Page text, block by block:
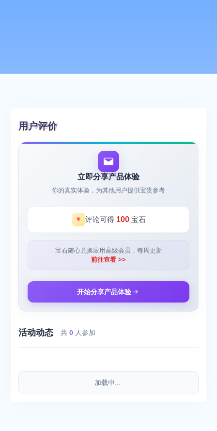
用户评价
立即分享产品体验
你的真实体验，为其他用户提供宝贵参考
评论可得 100宝石
宝石随心兑换应用高级会员，每周更新
前往查看 >>
开始分享产品体验
活动动态 共0 人参加
加载中...